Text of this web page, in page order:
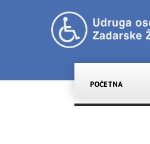
POČETNA